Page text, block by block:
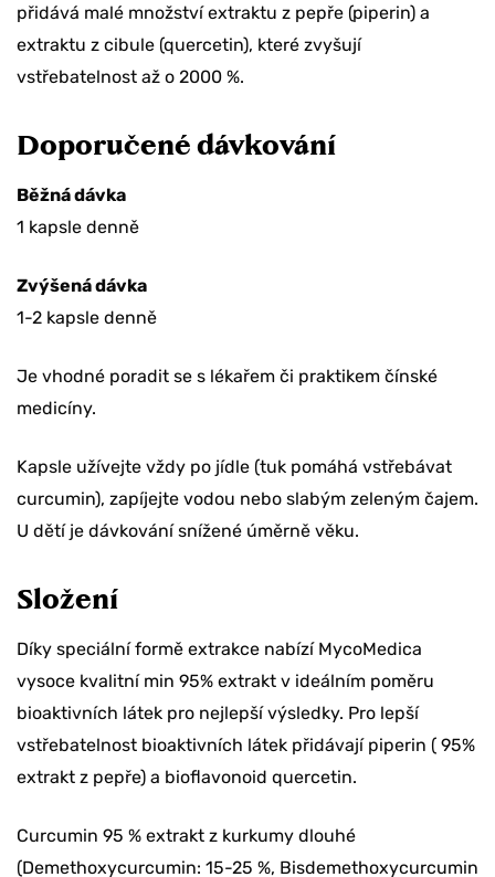
přidává malé množství extraktu z pepře (piperin) a
extraktu z cibule (quercetin), které zvyšují
vstřebatelnost až o 2000 %.
Doporučené dávkování
Běžná dávka
1 kapsle denně
Zvýšená dávka
1-2 kapsle denně
Je vhodné poradit se s lékařem či praktikem čínské
medicíny.
Kapsle užívejte vždy po jídle (tuk pomáhá vstřebávat
curcumin), zapíjejte vodou nebo slabým zeleným čajem.
U dětí je dávkování snížené úměrně věku.
Složení
Díky speciální formě extrakce nabízí MycoMedica
vysoce kvalitní min 95% extrakt v ideálním poměru
bioaktivních látek pro nejlepší výsledky. Pro lepší
vstřebatelnost bioaktivních látek přidávají piperin ( 95%
extrakt z pepře) a bioflavonoid quercetin.
Curcumin 95 % extrakt z kurkumy dlouhé
(Demethoxycurcumin: 15-25 %, Bisdemethoxycurcumin